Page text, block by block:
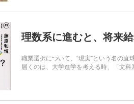
理数系に進むと、将来
職業選択について、“現実”という名の
届くのは、大学進学を考える時、「文科